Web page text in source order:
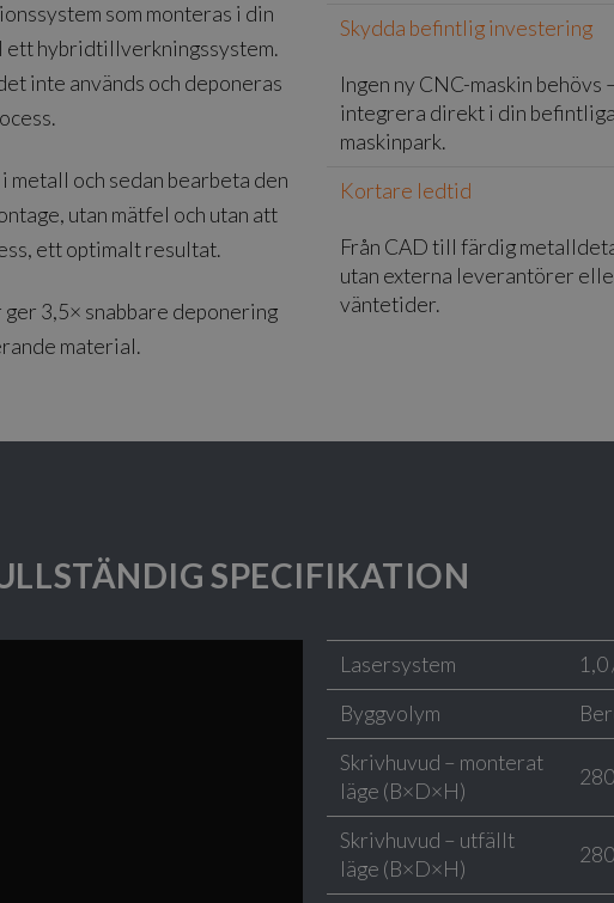
som monteras i din
ett hybridtillverkningssystem.
inte används och deponeras
metall och sedan bearbeta den
utan mätfel och utan att
ett optimalt resultat.
3,5× snabbare deponering
material.
Skydda befintlig investering
Ingen ny CNC-maskin behövs –
integrera direkt i din befintliga
maskinpark.
Kortare ledtid
Från CAD till färdig
utan externa leverantörer
väntetider.
SPECIFIKATION
Lasersystem
1,0
Byggvolym
Skrivhuvud – monterat
läge (B×D×H)
Skrivhuvud – utfällt
läge (B×D×H)